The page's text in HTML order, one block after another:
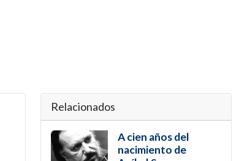
Relacionados
A cien años del
nacimiento de